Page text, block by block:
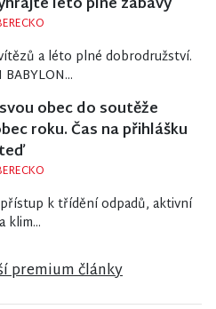
a léto plné dobrodružství.
obec do soutěže
roku. Čas na přihlášku
k třídění odpadů, aktivní
klim...
premium články